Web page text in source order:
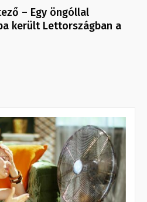
– Egy öngóllal
került Lettországban a